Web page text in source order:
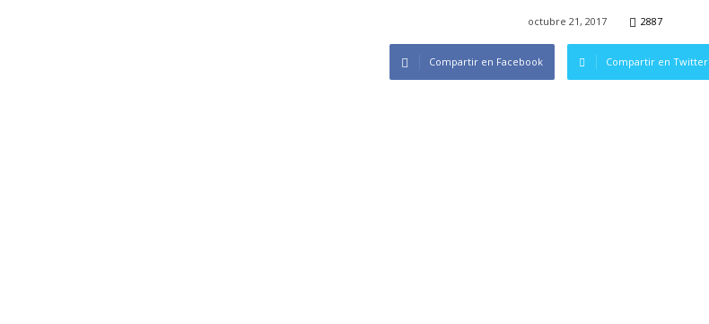
octubre 21, 2017 2887
Compartir en Facebook Compartir en Twitter